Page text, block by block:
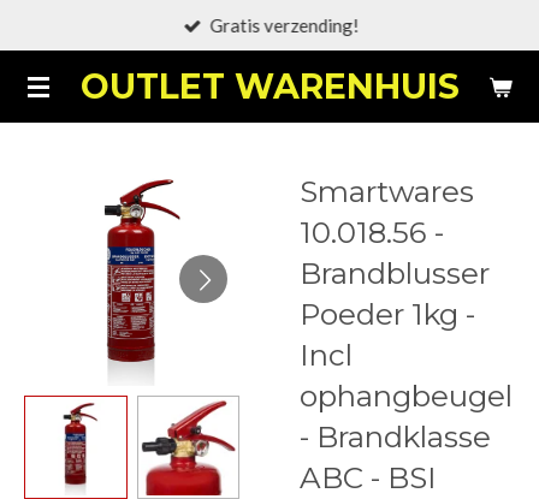
naar
de
OUTLET WARENHUIS
Gratis verzending!
Smartwares
10.018.56 -
Brandblusser
Poeder 1kg -
Incl
ophangbeugel
- Brandklasse
ABC - BSI